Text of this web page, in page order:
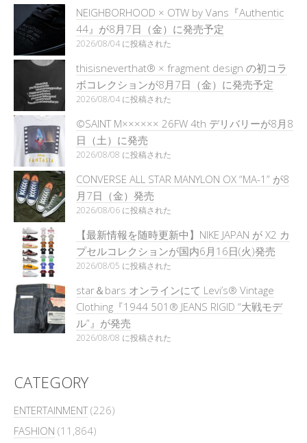
NEIGHBORHOOD × OTW by Vans『Authentic
44』が8月7日（金）に発売予定
2026/08/04 に投稿された
thisisneverthat® × fragment design の初コラ
ボコレクションが8月7日（金）に発売予定
2026/08/04 に投稿された
©SAINT M×××××× 26FW 4th デリバリーが8月8
日（土）に発売
2026/08/08 に投稿された
CONVERSE ALL STAR MANYLON OX “MA-1” が8
月7日（金）発売
2026/08/06 に投稿された
【最新情報を随時更新中】NIKE JAPAN が X2 カ
プセルコレクションが国内6月16日(火)発売
2026/08/05 に投稿された
star＆bars オンラインにて Levi’s® Vintage
Clothing『1944 501® JEANS RIGID “大戦モデ
ル”』が発売
2026/08/08 に投稿された
CATEGORY
ENTERTAINMENT(226)
FASHION (11,864)